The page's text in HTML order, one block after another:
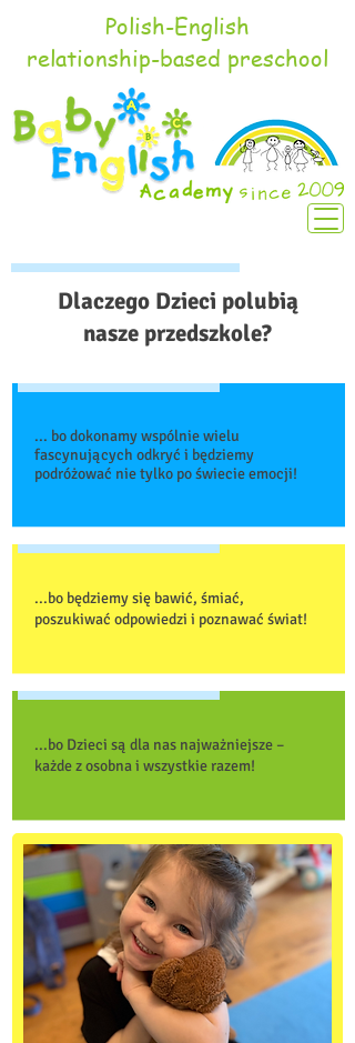
Polish-English
relationship-based preschool
Dlaczego Dzieci polubią
nasze przedszkole?
... bo dokonamy wspólnie wielu
fascynujących odkryć i będziemy
podróżować nie tylko po świecie emocji!
...bo będziemy się bawić, śmiać,
poszukiwać odpowiedzi i poznawać świat!
...bo Dzieci są dla nas najważniejsze –
każde z osobna i wszystkie razem!